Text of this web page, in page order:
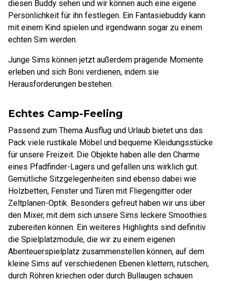
diesen Buddy sehen und wir können auch eine eigene
Persönlichkeit für ihn festlegen. Ein Fantasiebuddy kann
mit einem Kind spielen und irgendwann sogar zu einem
echten Sim werden.
Junge Sims können jetzt außerdem prägende Momente
erleben und sich Boni verdienen, indem sie
Herausforderungen bestehen.
Echtes Camp-Feeling
Passend zum Thema Ausflug und Urlaub bietet uns das
Pack viele rustikale Möbel und bequeme Kleidungsstücke
für unsere Freizeit. Die Objekte haben alle den Charme
eines Pfadfinder-Lagers und gefallen uns wirklich gut.
Gemütliche Sitzgelegenheiten sind ebenso dabei wie
Holzbetten, Fenster und Türen mit Fliegengitter oder
Zeltplanen-Optik. Besonders gefreut haben wir uns über
den Mixer, mit dem sich unsere Sims leckere Smoothies
zubereiten können. Ein weiteres Highlights sind definitiv
die Spielplatzmodule, die wir zu einem eigenen
Abenteuerspielplatz zusammenstellen können, auf dem
kleine Sims auf verschiedenen Ebenen klettern, rutschen,
durch Röhren kriechen oder durch Bullaugen schauen